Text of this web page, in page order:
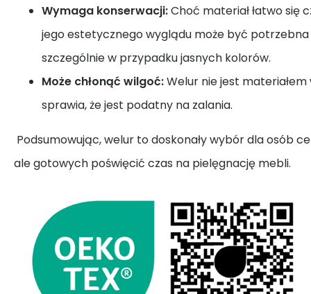
Wymaga konserwacji:Choć materiał łatwo się
jego estetycznego wyglądu może być
szczególnie w przypadku jasnych kolorów.
Może chłonąć wilgoć:Welur nie jest
sprawia, że jest podatny na zalania.
Podsumowując, welur to doskonały wybór dla osób
ale gotowych poświęcić czas na pielęgnację mebli.